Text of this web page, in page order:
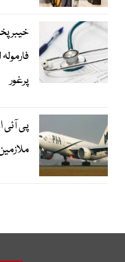
پرغور
پی